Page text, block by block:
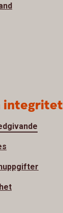
integritet